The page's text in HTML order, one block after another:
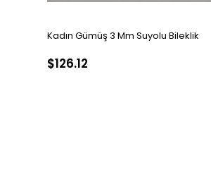
Kadın Gümüş 3 Mm Suyolu Bileklik
$126.12